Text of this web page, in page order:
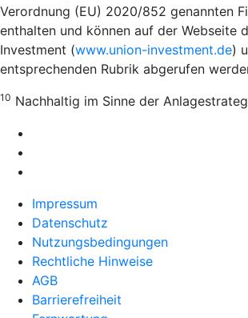
Verordnung (EU) 2020/852 genannten
enthalten und können auf der Webseite
Investment (www.union-investment.de)
entsprechenden Rubrik abgerufen
10 Nachhaltig im Sinne der
Impressum
Datenschutz
Nutzungsbedingungen
Rechtliche Hinweise
AGB
Barrierefreiheit